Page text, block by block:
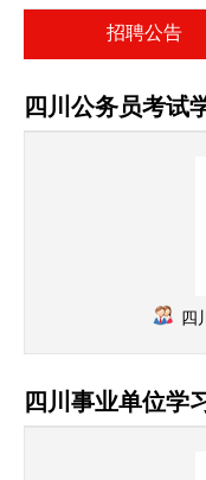
招聘公告
四川公务员考试
四
四川事业单位学